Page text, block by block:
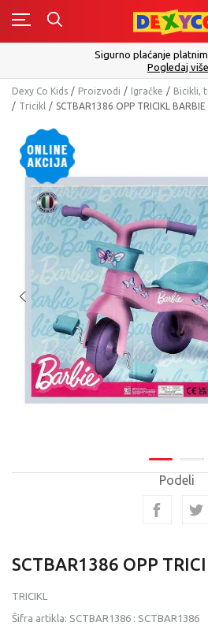
Sigurno plaćanje
Pogledaj više
Dexy Co Kids Proizvodi Igračke
Bicikli,
Tricikl
SCTBAR1386 OPP TRICIKL
Podeli
SCTBAR1386 OPP
TRICIKL
Šifra artikla: SCTBAR1386 : SCTBAR1386